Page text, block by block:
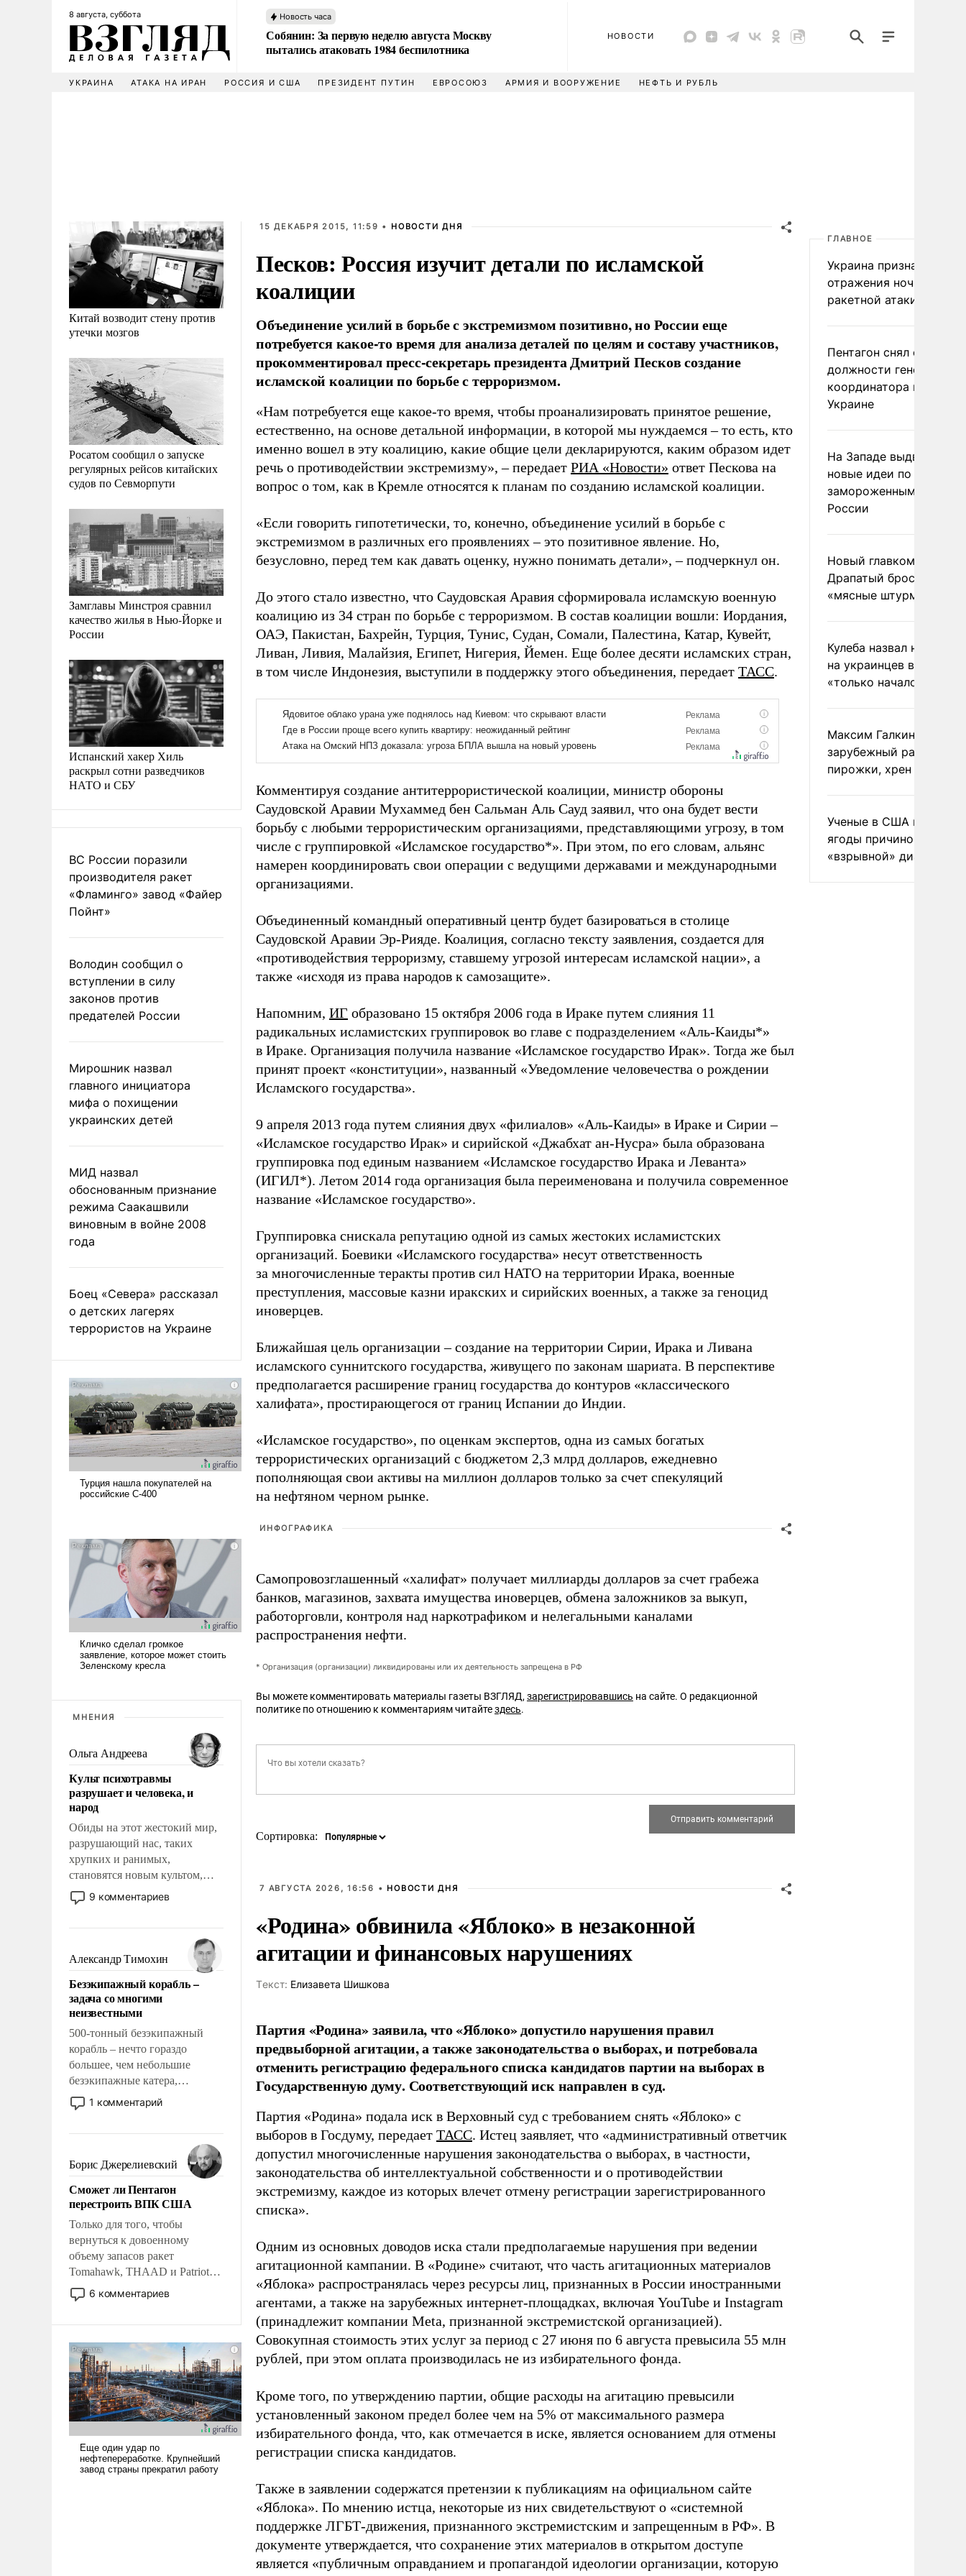
8 августа, суббота Новость часа
Собянин: За первую неделю августа Москву
пытались атаковать 1984 беспилотника
НОВОСТИ
УКРАИНА АТАКА НА ИРАН РОССИЯ И США ПРЕЗИДЕНТ ПУТИН ЕВРОСОЮЗ АРМИЯ И ВООРУЖЕНИЕ НЕФТЬ И РУБЛЬ
Китай возводит стену против
утечки мозгов
Росатом сообщил о запуске
регулярных рейсов китайских
судов по Севморпути
Замглавы Минстроя сравнил
качество жилья в Нью-Йорке и
России
Испанский хакер Хиль
раскрыл сотни разведчиков
НАТО и СБУ
ВС России поразили
производителя ракет
«Фламинго» завод «Файер
Пойнт»
Володин сообщил о
вступлении в силу
законов против
предателей России
Мирошник назвал
главного инициатора
мифа о похищении
украинских детей
МИД назвал
обоснованным признание
режима Саакашвили
виновным в войне 2008
года
Боец «Севера» рассказал
о детских лагерях
террористов на Украине
МНЕНИЯ
Ольга Андреева
Культ психотравмы
разрушает и человека, и
народ
Обиды на этот жестокий мир,
разрушающий нас, таких
хрупких и ранимых,
становятся новым культом,
постепенно вытесняя и
отменяя традиционное
мужественным и твердым под
ударами судьбы, брать на себя
ответственность, помогать
слабым, идти вперед и
адаптироваться.
9 комментариев
Александр Тимохин
Безэкипажный корабль –
задача со многими
неизвестными
500-тонный безэкипажный
корабль – нечто гораздо
большее, чем небольшие
безэкипажные катера,
применение которых уже
стало обыденностью. Задача по
сложна и амбициозна. Однако
и ее реализация радикально
поднимет наши боевые
возможности.
1 комментарий
Борис Джерелиевский
Сможет ли Пентагон
перестроить ВПК США
Только для того, чтобы
вернуться к довоенному
объему запасов ракет
Tomahawk, THAAD и Patriot
США потребуется более трех
лет. Даже небольшая война с
Сложившаяся ситуация
означает многолетний период
уязвимости США, например,
перед Китаем.
6 комментариев
15 ДЕКАБРЯ 2015, 11:59 • НОВОСТИ ДНЯ
Песков: Россия изучит детали по исламской
коалиции
Объединение усилий в борьбе с экстремизмом позитивно, но России еще
потребуется какое-то время для анализа деталей по целям и составу участников,
прокомментировал пресс-секретарь президента Дмитрий Песков создание
исламской коалиции по борьбе с терроризмом.
«Нам потребуется еще какое-то время, чтобы проанализировать принятое решение,
естественно, на основе детальной информации, в которой мы нуждаемся – то есть, кто
именно вошел в эту коалицию, какие общие цели декларируются, каким образом идет
речь о противодействии экстремизму», – передает РИА «Новости» ответ Пескова на
вопрос о том, как в Кремле относятся к планам по созданию исламской коалиции.
«Если говорить гипотетически, то, конечно, объединение усилий в борьбе с
экстремизмом в различных его проявлениях – это позитивное явление. Но,
безусловно, перед тем как давать оценку, нужно понимать детали», – подчеркнул он.
До этого стало известно, что Саудовская Аравия сформировала исламскую военную
коалицию из 34 стран по борьбе с терроризмом. В состав коалиции вошли: Иордания,
ОАЭ, Пакистан, Бахрейн, Турция, Тунис, Судан, Сомали, Палестина, Катар, Кувейт,
Ливан, Ливия, Малайзия, Египет, Нигерия, Йемен. Еще более десяти исламских стран,
в том числе Индонезия, выступили в поддержку этого объединения, передает ТАСС.
Комментируя создание антитеррористической коалиции, министр обороны
Саудовской Аравии Мухаммед бен Сальман Аль Сауд заявил, что она будет вести
борьбу с любыми террористическим организациями, представляющими угрозу, в том
числе с группировкой «Исламское государство*». При этом, по его словам, альянс
намерен координировать свои операции с ведущими державами и международными
организациями.
Объединенный командный оперативный центр будет базироваться в столице
Саудовской Аравии Эр-Рияде. Коалиция, согласно тексту заявления, создается для
«противодействия терроризму, ставшему угрозой интересам исламской нации», а
также «исходя из права народов к самозащите».
Напомним, ИГ образовано 15 октября 2006 года в Ираке путем слияния 11
радикальных исламистских группировок во главе с подразделением «Аль-Каиды*»
в Ираке. Организация получила название «Исламское государство Ирак». Тогда же был
принят проект «конституции», названный «Уведомление человечества о рождении
Исламского государства».
9 апреля 2013 года путем слияния двух «филиалов» «Аль-Каиды» в Ираке и Сирии –
«Исламское государство Ирак» и сирийской «Джабхат ан-Нусра» была образована
группировка под единым названием «Исламское государство Ирака и Леванта»
(ИГИЛ*). Летом 2014 года организация была переименована и получила современное
название «Исламское государство».
Группировка снискала репутацию одной из самых жестоких исламистских
организаций. Боевики «Исламского государства» несут ответственность
за многочисленные теракты против сил НАТО на территории Ирака, военные
преступления, массовые казни иракских и сирийских военных, а также за геноцид
иноверцев.
Ближайшая цель организации – создание на территории Сирии, Ирака и Ливана
исламского суннитского государства, живущего по законам шариата. В перспективе
предполагается расширение границ государства до контуров «классического
халифата», простирающегося от границ Испании до Индии.
«Исламское государство», по оценкам экспертов, одна из самых богатых
террористических организаций с бюджетом 2,3 млрд долларов, ежедневно
пополняющая свои активы на миллион долларов только за счет спекуляций
на нефтяном черном рынке.
ИНФОГРАФИКА
Самопровозглашенный «халифат» получает миллиарды долларов за счет грабежа
банков, магазинов, захвата имущества иноверцев, обмена заложников за выкуп,
работорговли, контроля над наркотрафиком и нелегальными каналами
распространения нефти.
* Организация (организации) ликвидированы или их деятельность запрещена в РФ
Вы можете комментировать материалы газеты ВЗГЛЯД, зарегистрировавшись на сайте. О редакционной
политике по отношению к комментариям читайтездесь.
Сортировка:
7 АВГУСТА 2026, 16:56 • НОВОСТИ ДНЯ
«Родина» обвинила «Яблоко» в незаконной
агитации и финансовых нарушениях
Tекст: Елизавета Шишкова
Партия «Родина» заявила, что «Яблоко» допустило нарушения правил
предвыборной агитации, а также законодательства о выборах, и потребовала
отменить регистрацию федерального списка кандидатов партии на выборах в
Государственную думу. Соответствующий иск направлен в суд.
Партия «Родина» подала иск в Верховный суд с требованием снять «Яблоко» с
выборов в Госдуму, передает ТАСС. Истец заявляет, что «административный ответчик
допустил многочисленные нарушения законодательства о выборах, в частности,
законодательства об интеллектуальной собственности и о противодействии
экстремизму, каждое из которых влечет отмену регистрации зарегистрированного
списка».
Одним из основных доводов иска стали предполагаемые нарушения при ведении
агитационной кампании. В «Родине» считают, что часть агитационных материалов
«Яблока» распространялась через ресурсы лиц, признанных в России иностранными
агентами, а также на зарубежных интернет-площадках, включая YouTube и Instagram
(принадлежит компании Meta, признанной экстремистской организацией).
Совокупная стоимость этих услуг за период с 27 июня по 6 августа превысила 55 млн
рублей, при этом оплата производилась не из избирательного фонда.
Кроме того, по утверждению партии, общие расходы на агитацию превысили
установленный законом предел более чем на 5% от максимального размера
избирательного фонда, что, как отмечается в иске, является основанием для отмены
регистрации списка кандидатов.
Также в заявлении содержатся претензии к публикациям на официальном сайте
«Яблока». По мнению истца, некоторые из них свидетельствуют о «системной
поддержке ЛГБТ-движения, признанного экстремистским и запрещенным в РФ». В
документе утверждается, что сохранение этих материалов в открытом доступе
является «публичным оправданием и пропагандой идеологии организации, которую
ГЛАВНОЕ
Украина признала
отражения ночной
ракетной атаки
Пентагон снял с
должности генерала-
координатора помощи
Украине
На Западе выдвинули
новые идеи по
замороженным
России
Новый главком ВСУ
Драпатый бросил
«мясные штурмы»
Кулеба назвал
на украинцев в Польше
«только началом»
Максим Галкин
зарубежный райдер
пирожки, хрен и морс
Ученые в США назвали
ягоды причиной
«взрывной» диареи